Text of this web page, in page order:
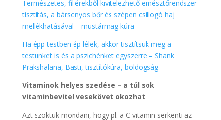
Természetes, fillérekből kivitelezhető emésztőrendszer
tisztítás, a bársonyos bőr és szépen csillogó haj
mellékhatásával – mustármag kúra
Ha épp testben ép lélek, akkor tisztítsuk meg a
testünket is és a pszichénket egyszerre – Shank
Prakshalana, Basti, tisztítókúra, boldogság
Vitaminok helyes szedése – a túl sok
vitaminbevitel vesekövet okozhat
Azt szoktuk mondani, hogy pl. a C vitamin serkenti az